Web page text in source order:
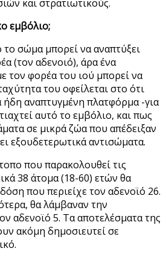
και στρατιωτικούς.
εμβόλιο;
σώμα μπορεί να αναπτύξει
(τον αδενοιό), άρα ένα
τον φορέα του ιού μπορεί να
του οφείλεται στο ότι
ήδη αναπτυγμένη πλατφόρμα -για
αυτό το εμβόλιο, και πως
σε μικρά ζώα που απέδειξαν
εξουδετερωτικά αντισώματα.
που παρακολουθεί τις
38 άτομα (18-60) ετών θα
που περιείχε τον αδενοϊό 26.
θα λάμβαναν την
αδενοϊό 5. Τα αποτελέσματα της
ακόμη δημοσιευτεί σε